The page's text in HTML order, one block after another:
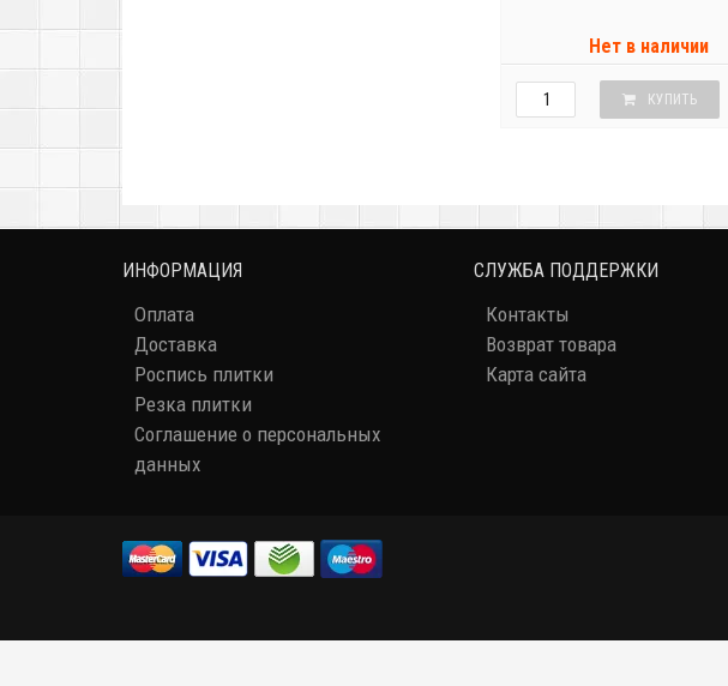
Нет в наличии
КУПИТЬ
ИНФОРМАЦИЯ
Оплата
Доставка
Роспись плитки
Резка плитки
Соглашение о персональных
данных
СЛУЖБА ПОДДЕРЖКИ
Контакты
Возврат товара
Карта сайта